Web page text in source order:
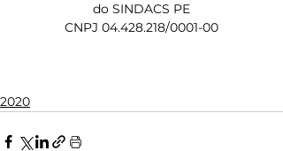
do SINDACS PE
CNPJ 04.428.218/0001-00
2020